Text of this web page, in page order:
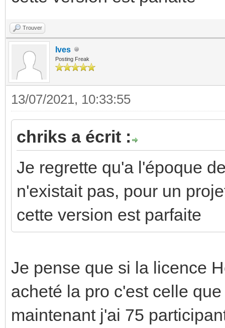
Trouver
Ives
Posting Freak
13/07/2021, 10:33:55
chriks a écrit :
Je regrette qu'a l'époque
n'existait pas, pour un
cette version est parfaite
Je pense que si la licence
acheté la pro c'est celle
maintenant j'ai 75